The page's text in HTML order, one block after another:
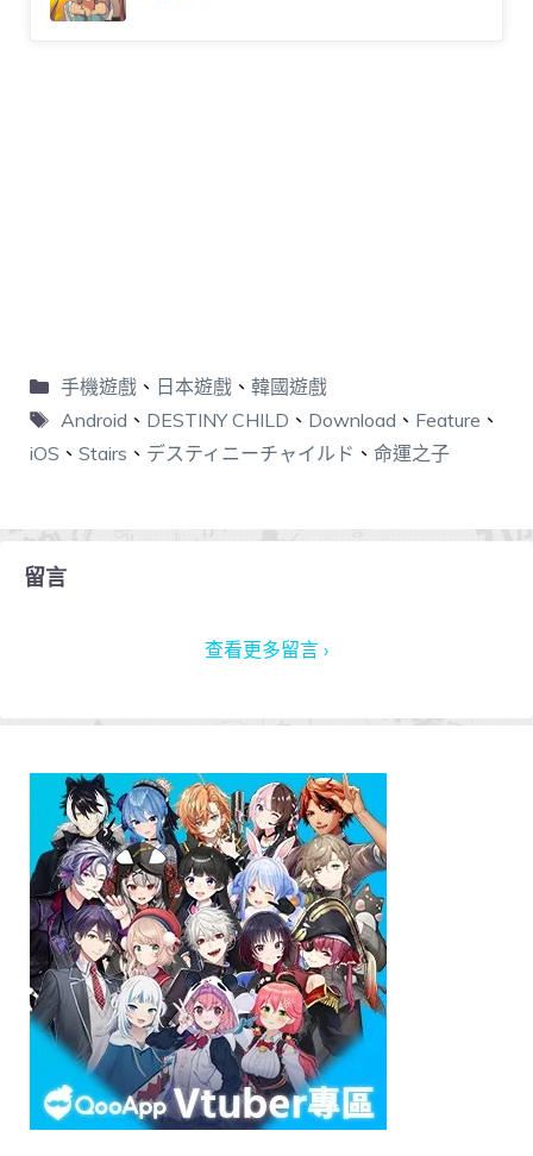
手機遊戲、 日本遊戲、 韓國遊戲
Android 、 DESTINY CHILD 、 Download 、 Feature 、
iOS 、 Stairs 、 デスティニーチャイルド 、 命運之子
留言
查看更多留言 ›